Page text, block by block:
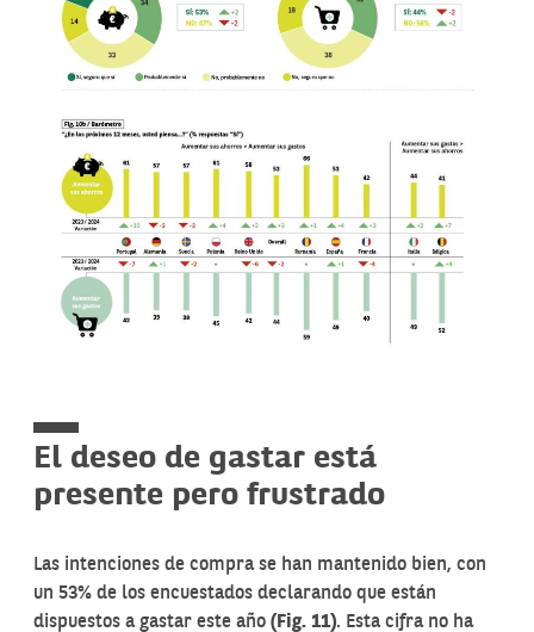
El deseo de gastar está
presente pero frustrado
Las intenciones de compra se han mantenido bien, con
un 53% de los encuestados declarando que están
dispuestos a gastar este año (Fig. 11). Esta cifra no ha